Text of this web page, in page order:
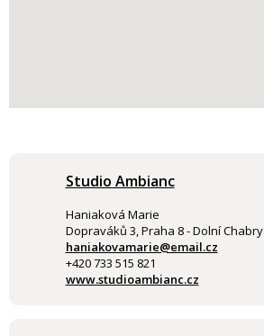
Studio Ambianc
Haniaková Marie
Dopraváků 3, Praha 8 - Dolní Chabry
haniakovamarie@email.cz
+420 733 515 821
www.studioambianc.cz